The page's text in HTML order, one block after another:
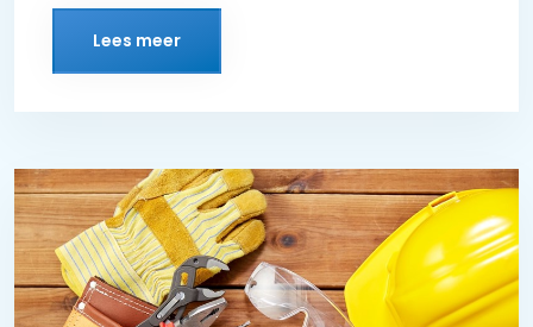
Lees meer